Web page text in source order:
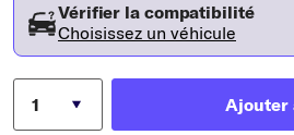
Vérifier la compatibilité
Choisissez un véhicule
Ajouter